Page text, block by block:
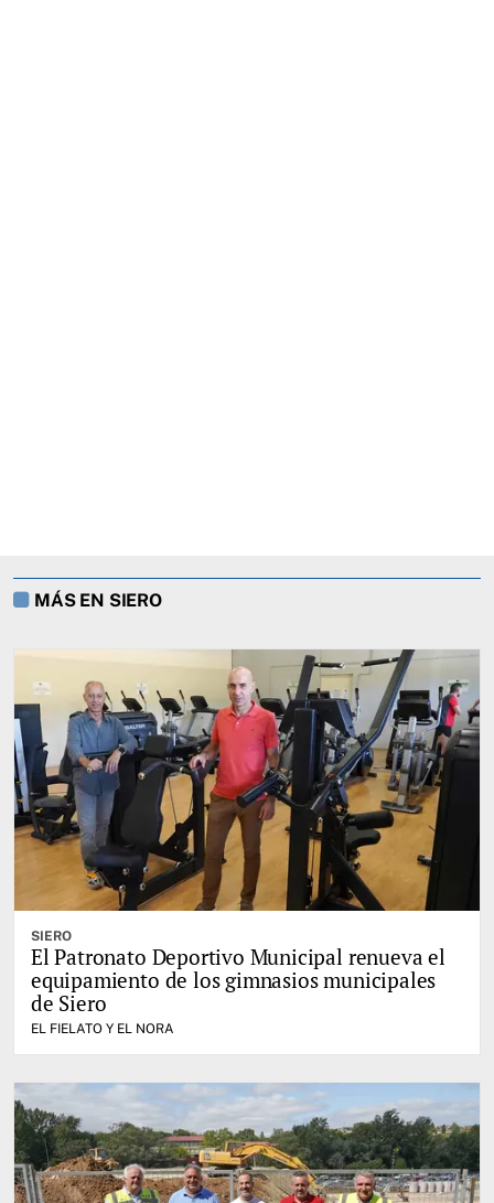
MÁS EN SIERO
SIERO
El Patronato Deportivo Municipal renueva el
equipamiento de los gimnasios municipales
de Siero
EL FIELATO Y EL NORA